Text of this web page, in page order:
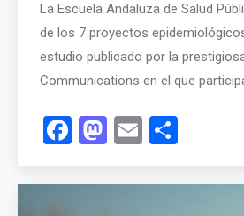
La Escuela Andaluza de Salud
de los 7 proyectos
estudio publicado por la
Communications en el que
Facebook
Mastodon
Email